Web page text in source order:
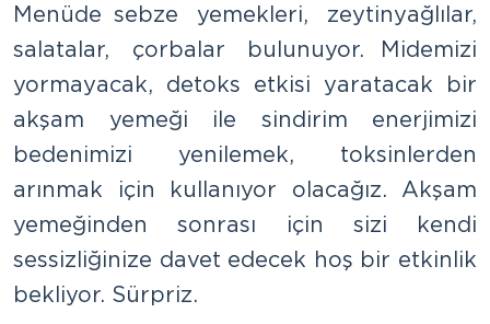
Menüde sebze yemekleri, zeytinyağlılar,
salatalar, çorbalar bulunuyor. Midemizi
yormayacak, detoks etkisi yaratacak bir
akşam yemeği ile sindirim enerjimizi
bedenimizi yenilemek, toksinlerden
arınmak için kullanıyor olacağız. Akşam
yemeğinden sonrası için sizi kendi
sessizliğinize davet edecek hoş bir etkinlik
bekliyor. Sürpriz.